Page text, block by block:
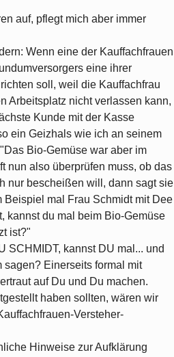
auf, pflegt mich aber immer
Wenn eine der Kauffachfrauen
eine ihrer
soll, weil die Kauffachfrau
Arbeitsplatz nicht verlassen kann,
Kunde mit der Kasse
ein Geizhals wie ich an seinem
Bio-Gemüse war aber im
nun also überprüfen muss, ob das
nur bescheißen will, dann sagt sie
mal Frau Schmidt mit Dee
kannst du mal beim Bio-Gemüse
ist?"
SCHMIDT, kannst DU mal... und
sagen? Einerseits formal mit
auf Du und Du machen.
haben sollten, wären wir
Versteher-
Hinweise zur Aufklärung